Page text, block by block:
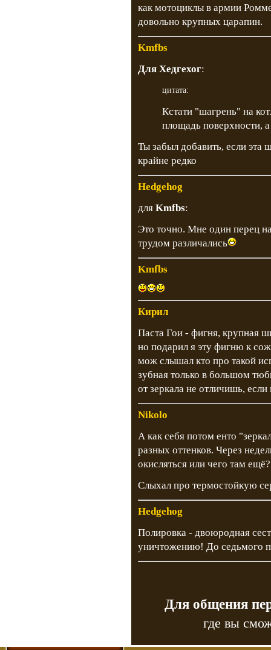
как мотоциклы в армии
довольно крупных царапин.
Kmfbs
Для Хедгехог:
цитата:
Кстати "шагрень" на
площадь поверхности,
Ты забыл добавить, если эта
крайне редко
Hedgehog
для Kmfbs:
Это точно. Мне один перец
трудом различались
Kmfbs
Кирил
Паста Гои - фигня, крупная
но подарил я эту фигню к
мож слышал кто про такой
зубная только в большом
от зеркала не отличишь,
Nikolo
А как себя потом енто
разных оттенков. Через
окисляться или чего там
Слыхал про термостойкую
Hedgehog
Полировка - двоюродная
уничтожению! До седьмого
Для общения
где вы